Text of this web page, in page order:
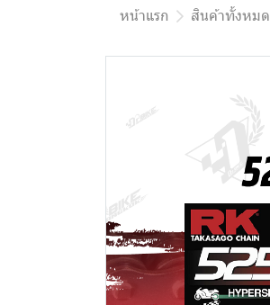
หน้าแรก สินค้าทั้งหมด